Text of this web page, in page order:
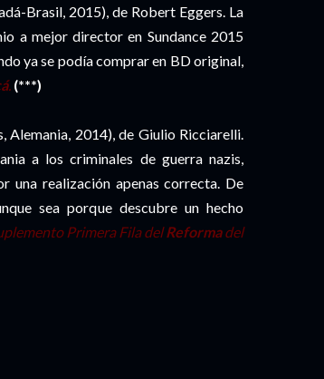
Brasil, 2015), de Robert Eggers. La
a mejor director en Sundance 2015
ya se podía comprar en BD original,
. (***)
Alemania, 2014), de Giulio Ricciarelli.
a los criminales de guerra nazis,
una realización apenas correcta. De
sea porque descubre un hecho
Primera Fila delReformadel